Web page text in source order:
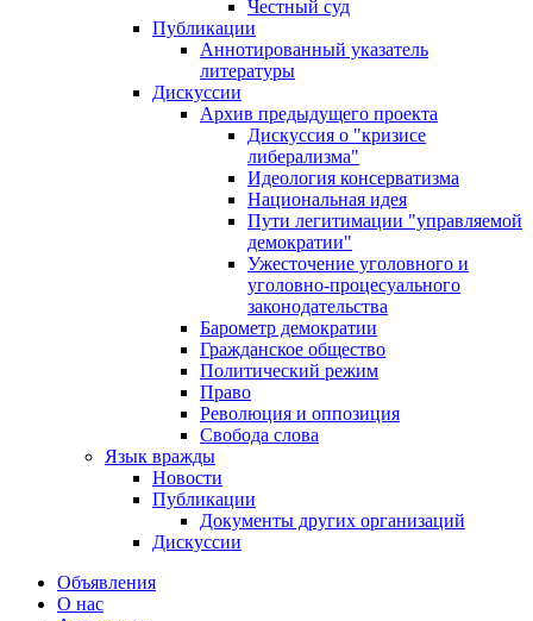
Честный суд
Публикации
Аннотированный указатель
литературы
Дискуссии
Архив предыдущего проекта
Дискуссия о "кризисе
либерализма"
Идеология консерватизма
Национальная идея
Пути легитимации "управляемой
демократии"
Ужесточение уголовного и
уголовно-процесуального
законодательства
Барометр демократии
Гражданское общество
Политический режим
Право
Революция и оппозиция
Свобода слова
Язык вражды
Новости
Публикации
Документы других организаций
Дискуссии
Объявления
О нас